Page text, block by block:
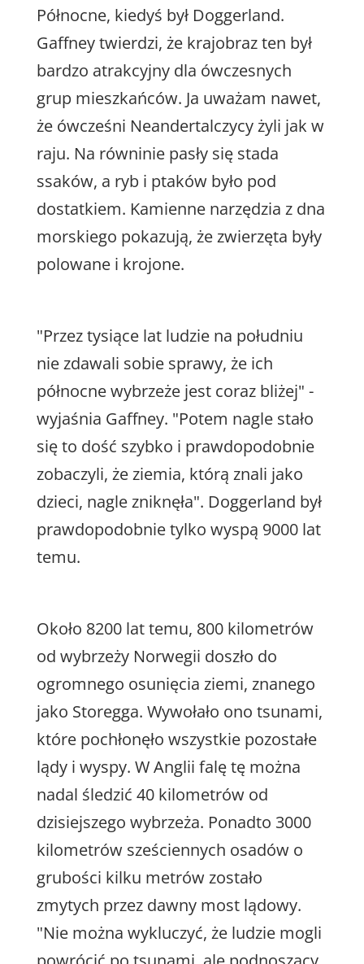
Północne, kiedyś był Doggerland.
Gaffney twierdzi, że krajobraz ten był
bardzo atrakcyjny dla ówczesnych
grup mieszkańców. Ja uważam nawet,
że ówcześni Neandertalczycy żyli jak w
raju. Na równinie pasły się stada
ssaków, a ryb i ptaków było pod
dostatkiem. Kamienne narzędzia z dna
morskiego pokazują, że zwierzęta były
polowane i krojone.
"Przez tysiące lat ludzie na południu
nie zdawali sobie sprawy, że ich
północne wybrzeże jest coraz bliżej" -
wyjaśnia Gaffney. "Potem nagle stało
się to dość szybko i prawdopodobnie
zobaczyli, że ziemia, którą znali jako
dzieci, nagle zniknęła". Doggerland był
prawdopodobnie tylko wyspą 9000 lat
temu.
Około 8200 lat temu, 800 kilometrów
od wybrzeży Norwegii doszło do
ogromnego osunięcia ziemi, znanego
jako Storegga. Wywołało ono tsunami,
które pochłonęło wszystkie pozostałe
lądy i wyspy. W Anglii falę tę można
nadal śledzić 40 kilometrów od
dzisiejszego wybrzeża. Ponadto 3000
kilometrów sześciennych osadów o
grubości kilku metrów zostało
zmytych przez dawny most lądowy.
"Nie można wykluczyć, że ludzie mogli